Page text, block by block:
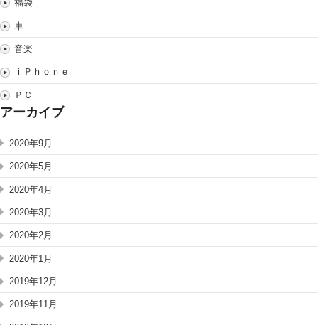
福袋
車
音楽
ｉＰｈｏｎｅ
ＰＣ
アーカイブ
2020年9月
2020年5月
2020年4月
2020年3月
2020年2月
2020年1月
2019年12月
2019年11月